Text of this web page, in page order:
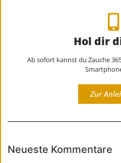
Hol dir
Ab sofort kannst du Zauche
Zur
Neueste Kommentare